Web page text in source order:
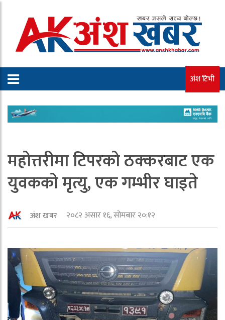
अंश टिभी
महोत्तरीमा टिपरको ठक्करबाट एक
युवकको मृत्यु, एक गम्भीर घाइते
अंश खबर २०८२ असार १६, सोमबार २०:१२